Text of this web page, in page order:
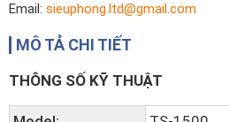
Email: sieuphong.ltd@gmail.com
MÔ TẢ CHI TIẾT
THÔNG SỐ KỸ THUẬT